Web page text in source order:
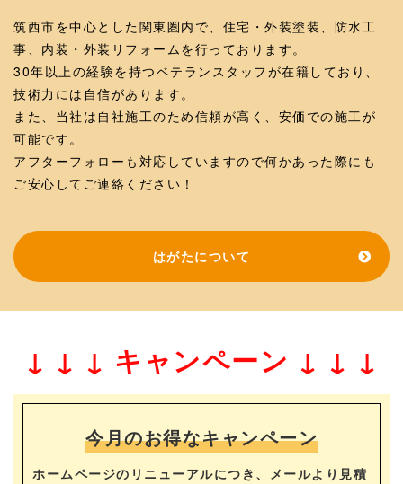
筑西市を中心とした関東圏内で、住宅・外装塗装、防水工
事、内装・外装リフォームを行っております。
30年以上の経験を持つベテランスタッフが在籍しており、
技術力には自信があります。
また、当社は自社施工のため信頼が高く、安価での施工が
可能です。
アフターフォローも対応していますので何かあった際にも
ご安心してご連絡ください！
はがたについて
↓ ↓ ↓ キャンペーン ↓ ↓ ↓
今月のお得なキャンペーン
ホームページのリニューアルにつき、メールより見積